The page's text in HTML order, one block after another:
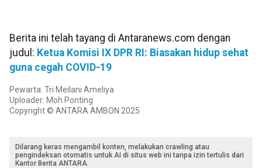
Berita ini telah tayang di Antaranews.com dengan
judul: Ketua Komisi IX DPR RI: Biasakan hidup sehat
guna cegah COVID-19
Pewarta: Tri Meilani Ameliya
Uploader: Moh Ponting
Copyright © ANTARA AMBON 2025
Dilarang keras mengambil konten, melakukan crawling atau
pengindeksan otomatis untuk AI di situs web ini tanpa izin tertulis dari
Kantor Berita ANTARA.